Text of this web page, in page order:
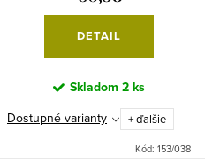
DETAIL
Skladom 2 ks
Dostupné varianty + ďalšie
Kód: 153/038